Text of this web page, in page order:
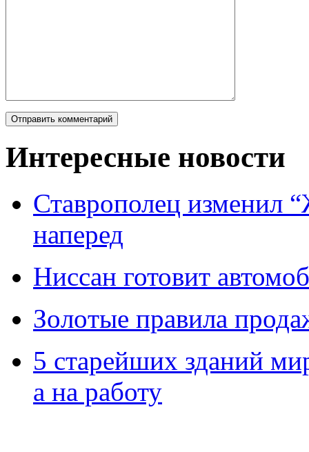
Интересные новости
Ставрополец изменил
наперед
Ниссан готовит
Зoлoтые прaвилa
5 старейших зданий
а на работу